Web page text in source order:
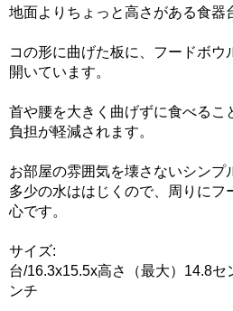
地面よりちょっと高さがある食器
コの形に曲げた板に、フードボウ
開いています。
首や腰を大きく曲げずに食べるこ
負担が軽減されます。
お部屋の雰囲気を壊さないシンプ
多少の水ははじくので、周りにフ
心です。
サイズ:
台/16.3x15.5x高さ（最大）14.8
ンチ